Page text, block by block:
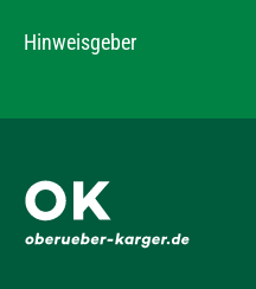
Hinweisgeber